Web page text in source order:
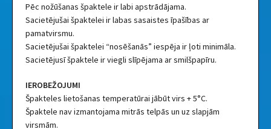
Pēc nožūšanas špaktele ir labi apstrādājama.
Sacietējušai špaktelei ir labas sasaistes īpašības ar
pamatvirsmu.
Sacietējušai špaktelei “nosēšanās” iespēja ir ļoti minimāla.
Sacietējusī špaktele ir viegli slīpējama ar smilšpapīru.
IEROBEŽOJUMI
Špakteles lietošanas temperatūrai jābūt virs + 5°C.
Špaktele nav izmantojama mitrās telpās un uz slapjām
virsmām.